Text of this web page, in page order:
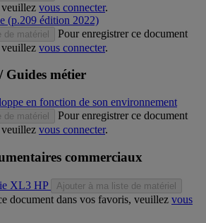
vous connecter.
(p.209 édition 2022)
matériel
Pour enregistrer ce document
vous connecter.
Guides métier
en fonction de son environnement
matériel
Pour enregistrer ce document
vous connecter.
commerciaux
XL3 HP Ajouter à ma liste de matériel
document dans vos favoris, veuillez vous